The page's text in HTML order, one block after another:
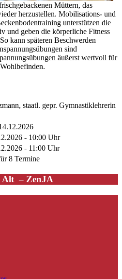
Müttern, das
herzustellen. Mobilisations- und
unterstützen die
und geben die körperliche Fitness
kann späteren Beschwerden
sind
äußerst wertvoll für
staatl. gepr. Gymnastiklehrerin
- 10:00 Uhr
- 11:00 Uhr
8 Termine
Alt – ZenJA